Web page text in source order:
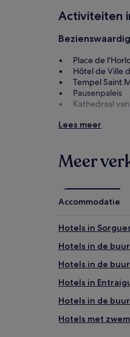
voorwaarden.
Activiteiten
Place de
Hôtel de Ville
Tempel Saint
Pausenpaleis
Kathedraal
Leuke
Zaterdag
Avignon
Lees meer
Meer
Accommodatie
Hotels in
Hotels in de
Hotels in de
Hotels in
Hotels in de
Hotels met